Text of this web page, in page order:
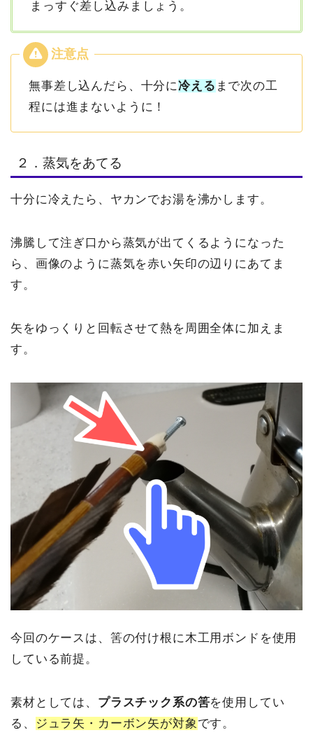
まっすぐ差し込みましょう。
無事差し込んだら、十分に冷える まで次の工
程には進まないように！
２．蒸気をあてる
十分に冷えたら、ヤカンでお湯を沸かします。
沸騰して注ぎ口から蒸気が出てくるようになった
ら、画像のように蒸気を赤い矢印の辺りにあてま
す。
矢をゆっくりと回転させて熱を周囲全体に加えま
す。
今回のケースは、筈の付け根に木工用ボンドを使用
している前提。
素材としては、 プラスチック系の筈を使用してい
る、
ジュラ矢・カーボン矢が対象 です。